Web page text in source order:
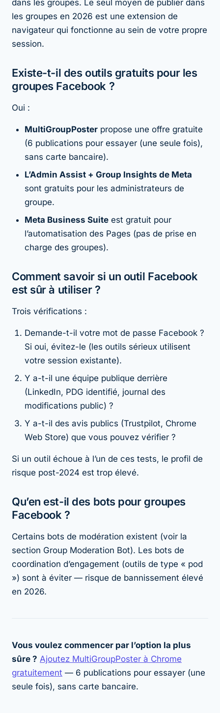
dans les groupes. Le seul moyen de publier dans
les groupes en 2026 est une extension de
navigateur qui fonctionne au sein de votre propre
session.
Existe-t-il des outils gratuits pour les
groupes Facebook ?
Oui :
MultiGroupPoster propose une offre gratuite
(6 publications pour essayer (une seule fois),
sans carte bancaire).
L’Admin Assist + Group Insights de Meta
sont gratuits pour les administrateurs de
groupe.
Meta Business Suite est gratuit pour
l’automatisation des Pages (pas de prise en
charge des groupes).
Comment savoir si un outil Facebook
est sûr à utiliser ?
Trois vérifications :
Demande-t-il votre mot de passe Facebook ?
Si oui, évitez-le (les outils sérieux utilisent
votre session existante).
Y a-t-il une équipe publique derrière
(LinkedIn, PDG identifié, journal des
modifications public) ?
Y a-t-il des avis publics (Trustpilot, Chrome
Web Store) que vous pouvez vérifier ?
Si un outil échoue à l’un de ces tests, le profil de
risque post-2024 est trop élevé.
Qu’en est-il des bots pour groupes
Facebook ?
Certains bots de modération existent (voir la
section Group Moderation Bot). Les bots de
coordination d’engagement (outils de type « pod
») sont à éviter — risque de bannissement élevé
en 2026.
Vous voulez commencer par l’option la plus
sûre ? Ajoutez MultiGroupPoster à Chrome
gratuitement — 6 publications pour essayer (une
seule fois), sans carte bancaire.